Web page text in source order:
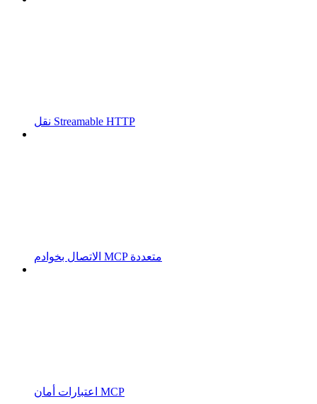
نقل Streamable HTTP
الاتصال بخوادم MCP متعددة
اعتبارات أمان MCP